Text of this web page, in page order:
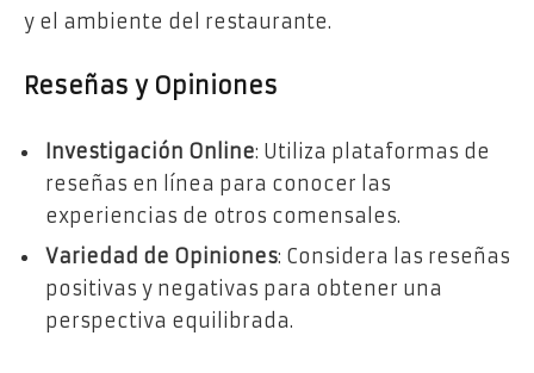
y el ambiente del restaurante.
Reseñas y Opiniones
Investigación Online: Utiliza plataformas de
reseñas en línea para conocer las
experiencias de otros comensales.
Variedad de Opiniones: Considera las reseñas
positivas y negativas para obtener una
perspectiva equilibrada.